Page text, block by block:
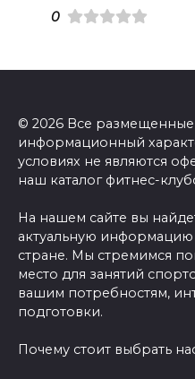
0
© 2026 Все размещенные
информационный
условиях не являются
наш каталог фитнес-
На нашем сайте вы
актуальную информацию
стране. Мы стремимся
место для занятий
вашим потребностям,
подготовки.
Почему стоит выбрать